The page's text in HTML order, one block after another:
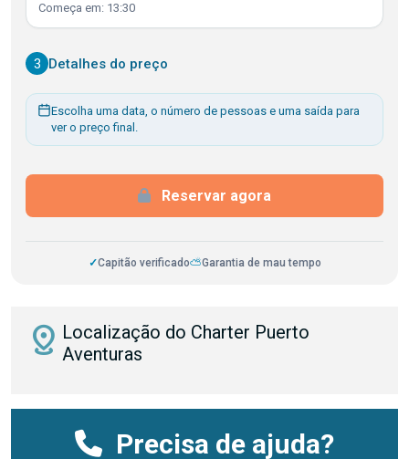
Começa em: 13:30
3 Detalhes do preço
Escolha uma data, o número de pessoas e uma saída para
ver o preço final.
Reservar agora
✓Capitão verificado⛅Garantia de mau tempo
distance Localização do Charter Puerto
Aventuras
Precisa de ajuda?